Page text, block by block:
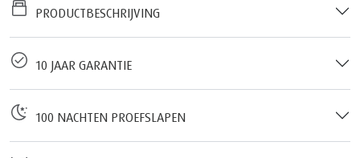
PRODUCTBESCHRIJVING
10 JAAR GARANTIE
100 NACHTEN PROEFSLAPEN